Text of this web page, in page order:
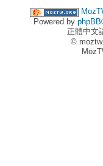
Powered by phpBB
正體中文
©